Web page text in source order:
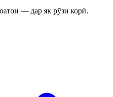
— дар як рӯзи корӣ.